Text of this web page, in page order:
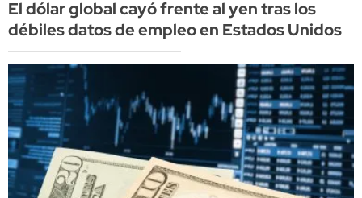
El dólar global cayó frente al yen tras los
débiles datos de empleo en Estados Unidos